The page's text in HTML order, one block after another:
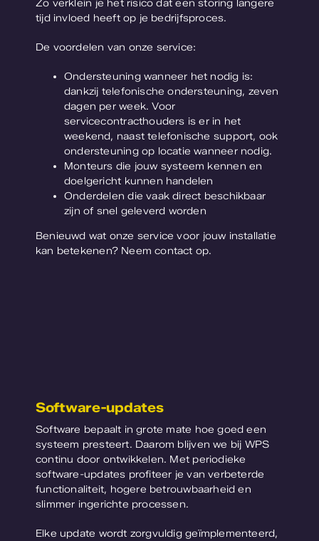
Zo verklein je het risico dat een storing langere
tijd invloed heeft op je bedrijfsproces.
De voordelen van onze service:
Ondersteuning wanneer het nodig is:
dankzij telefonische ondersteuning, zeven
dagen per week. Voor
servicecontracthouders is er in het
weekend, naast telefonische support, ook
ondersteuning op locatie wanneer nodig.
Monteurs die jouw systeem kennen en
doelgericht kunnen handelen
Onderdelen die vaak direct beschikbaar
zijn of snel geleverd worden
Benieuwd wat onze service voor jouw installatie
kan betekenen? Neem contact op.
Software-updates
Software bepaalt in grote mate hoe goed een
systeem presteert. Daarom blijven we bij WPS
continu door ontwikkelen. Met periodieke
software-updates profiteer je van verbeterde
functionaliteit, hogere betrouwbaarheid en
slimmer ingerichte processen.
Elke update wordt zorgvuldig geïmplementeerd,